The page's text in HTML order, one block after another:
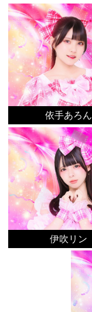
依手あろん
伊吹リン